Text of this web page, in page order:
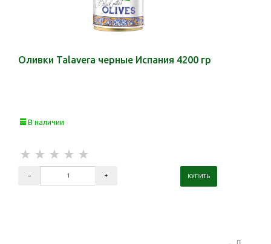
Оливки Talavera черные Испания 4200 гр
В наличии